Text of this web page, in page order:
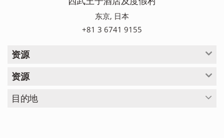
东京, 日本
+81 3 6741 9155
资源
资源
目的地